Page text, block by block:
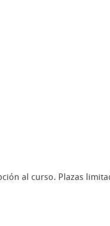
al curso. Plazas